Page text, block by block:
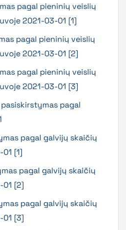
pagal pieninių veislių
2021-03-01 [1]
pagal pieninių veislių
2021-03-01 [2]
pagal pieninių veislių
2021-03-01 [3]
pagal
pagal galvijų skaičių
[1]
pagal galvijų skaičių
[2]
pagal galvijų skaičių
[3]